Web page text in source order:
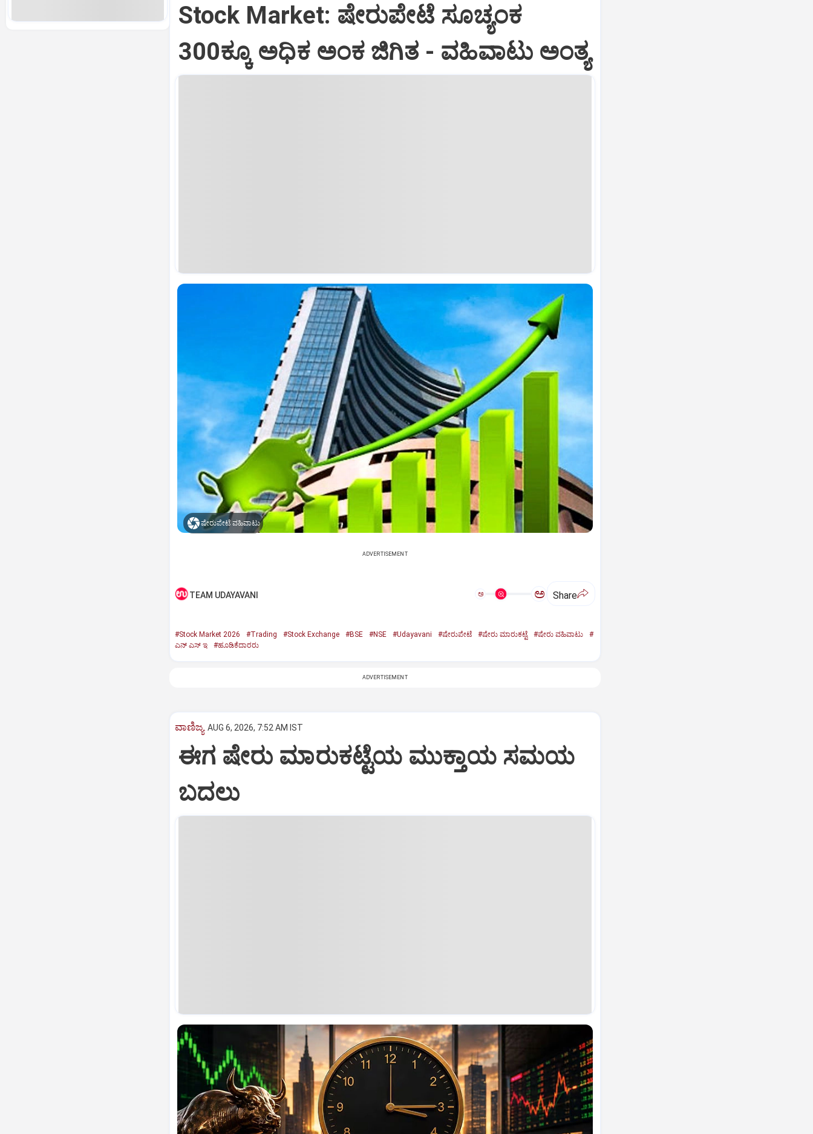
Stock Market: ಷೇರುಪೇಟೆ ಸೂಚ್ಯಂಕ
300ಕ್ಕೂ ಅಧಿಕ ಅಂಕ ಜಿಗಿತ - ವಹಿವಾಟು ಅಂತ್ಯ
ಷೇರುಪೇಟೆ ವಹಿವಾಟು
ADVERTISEMENT
TEAM UDAYAVANI ಅ ಅ Share
#Stock Market 2026 #Trading #Stock Exchange #BSE #NSE #Udayavani #ಷೇರುಪೇಟೆ #ಷೇರು ಮಾರುಕಟ್ಟೆ #ಷೇರು ವಹಿವಾಟು
#
ಎನ್‌ ಎಸ್‌ ಇ
#ಹೂಡಿಕೆದಾರರು
ADVERTISEMENT
ವಾಣಿಜ್ಯ AUG 6, 2026, 7:52 AM IST
ಈಗ ಷೇರು ಮಾರುಕಟ್ಟೆಯ ಮುಕ್ತಾಯ ಸಮಯ
ಬದಲು